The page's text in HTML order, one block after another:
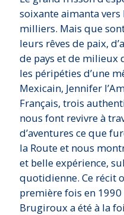
soixante aimanta vers
milliers. Mais que
leurs rêves de paix,
de pays et de milieux
les péripéties d’une
Mexicain, Jennifer
Français, trois
nous font revivre à
d’aventures ce que
la Route et nous
et belle expérience,
quotidienne. Ce récit
première fois en
Brugiroux a été à la